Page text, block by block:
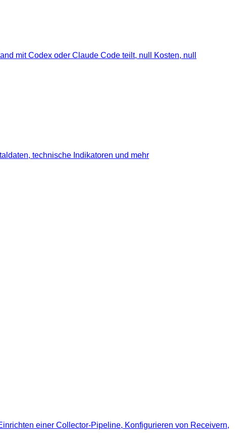
mit Codex oder Claude Code teilt, null Kosten, null
technische Indikatoren und mehr
einer Collector-Pipeline, Konfigurieren von Receivern,